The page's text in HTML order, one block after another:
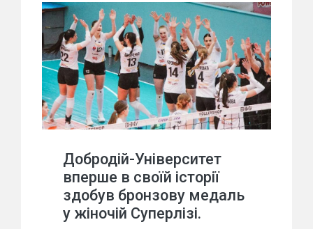
Добродій-Університет
вперше в своїй історії
здобув бронзову медаль
у жіночій Суперлізі.